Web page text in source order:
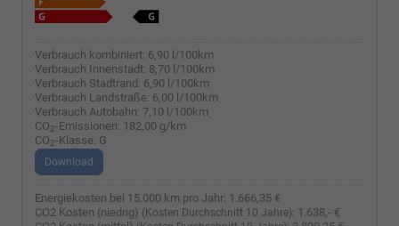
Verbrauch kombiniert: 6,90 l/100km
Verbrauch Innenstadt: 8,70 l/100km
Verbrauch Stadtrand: 6,90 l/100km
Verbrauch Landstraße: 6,00 l/100km
Verbrauch Autobahn: 7,10 l/100km
CO2-Emissionen: 182,00 g/km
CO2-Klasse: G
Download
Energiekosten bei 15.000 km pro Jahr: 1.666,35 €
CO2 Kosten (niedrig) (Kosten Durchschnitt 10 Jahre): 1.638,- €